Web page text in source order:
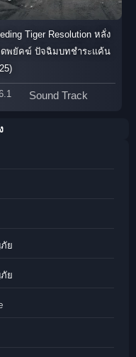
Tiger Resolution หลั่ง
ดพยัคฆ์ ปัจฉิมบทชำระแค้น
Sound Track
ย
ย